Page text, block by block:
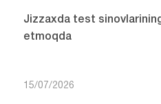
Jizzaxda test
etmoqda
15/07/2026